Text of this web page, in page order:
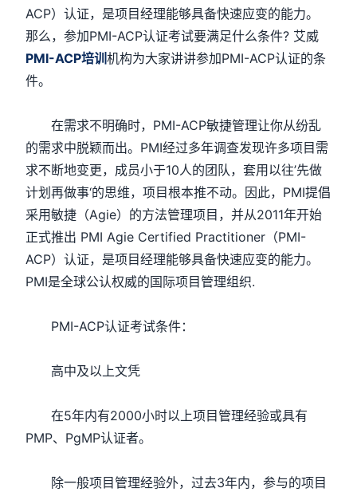
ACP）认证，是项目经理能够具备快速应变的能力。
那么，参加PMI-ACP认证考试要满足什么条件? 艾威
PMI-ACP培训机构为大家讲讲参加PMI-ACP认证的条
件。
在需求不明确时，PMI-ACP敏捷管理让你从纷乱
的需求中脱颖而出。PMI经过多年调查发现许多项目需
求不断地变更，成员小于10人的团队，套用以往’先做
计划再做事‘的思维，项目根本推不动。因此，PMI提倡
采用敏捷（Agie）的方法管理项目，并从2011年开始
正式推出 PMI Agie Certified Practitioner（PMI-
ACP）认证，是项目经理能够具备快速应变的能力。
PMI是全球公认权威的国际项目管理组织.
PMI-ACP认证考试条件：
高中及以上文凭
在5年内有2000小时以上项目管理经验或具有
PMP、PgMP认证者。
除一般项目管理经验外，过去3年内，参与的项目